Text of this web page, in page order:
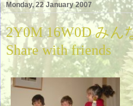
Monday, 22 January 2007
2Y0M 16W0D み
Share with friends